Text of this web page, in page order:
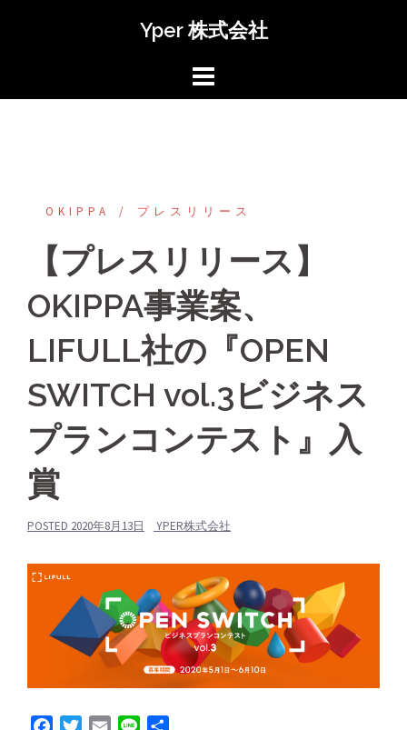
Yper 株式会社
OKIPPA プレスリリース
【プレスリリース】
OKIPPA事業案、
LIFULL社の『OPEN
SWITCH vol.3ビジネス
プランコンテスト』入
賞
POSTED 2020年8月13日 YPER株式会社
FacebookTwitterEmail Line